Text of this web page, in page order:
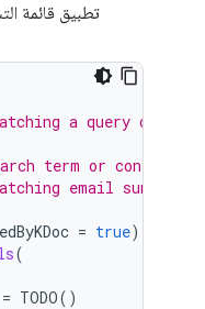
تطبيق قائمة
a query or
term or
email
= true)
(
= TODO()